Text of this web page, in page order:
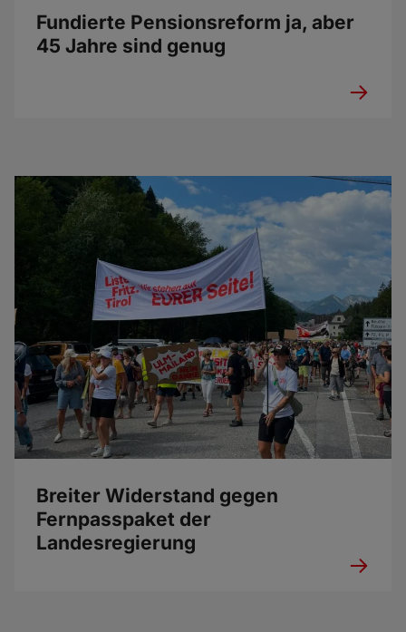
Fundierte Pensionsreform ja, aber
45 Jahre sind genug
Breiter Widerstand gegen
Fernpasspaket der
Landesregierung